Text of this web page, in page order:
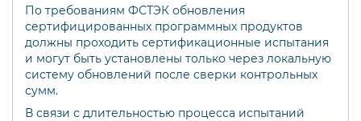
По требованиям ФСТЭК обновления
сертифицированных программных продуктов
должны проходить сертификационные испытания
и могут быть установлены только через локальную
систему обновлений после сверки контрольных
сумм.
В связи с длительностью процесса испытаний